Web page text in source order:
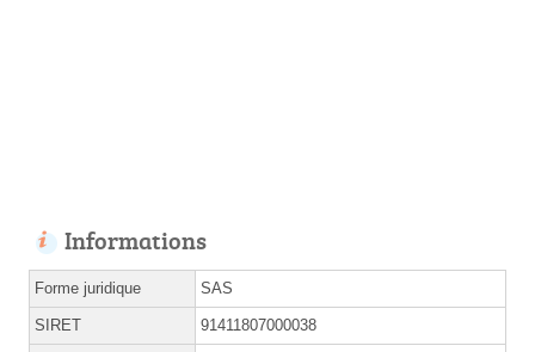
Informations
Forme juridique SAS
SIRET 91411807000038